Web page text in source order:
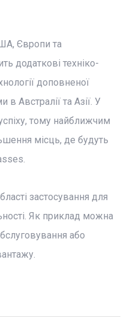
Європи та
додаткові техніко-
доповненої
в Австралії та Азії. У
тому найближчим
місць, де будуть
застосування для
Як приклад можна
або